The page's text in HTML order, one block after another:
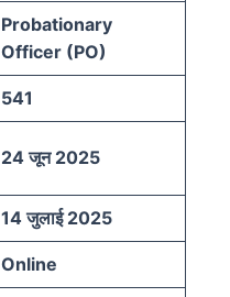
Probationary
Officer (PO)
541
24 जून 2025
14 जुलाई 2025
Online